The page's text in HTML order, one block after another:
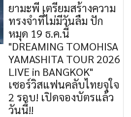
ยามะพี เตรียมสร้างความ
ทรงจำที่ไม่มีวันลืม ปัก
หมุด 19 ธ.ค.นี้
"DREAMING TOMOHISA
YAMASHITA TOUR 2026
LIVE in BANGKOK"
เซอร์วิสแฟนคลับไทยจุใจ
2 รอบ! เปิดจองบัตรแล้ว
วันนี้!!